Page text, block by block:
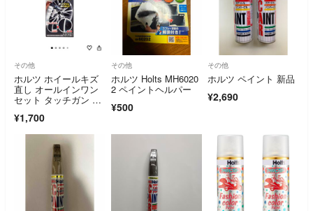
その他
ホルツ ホイールキズ
直し オールインワン
セット タッチガン シ
¥1,700
その他
ホルツ Holts MH6020
2 ペイントヘルパー
¥500
その他
ホルツ ペイント 新品
¥2,690